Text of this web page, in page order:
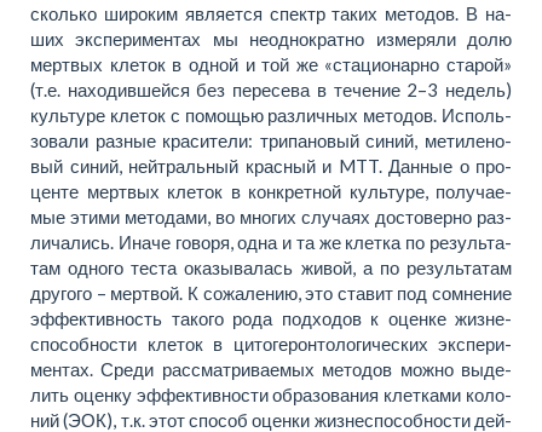
сколь­ко ши­ро­ким яв­ляет­ся спектр та­ких ме­то­дов. В на­
ших экс­пе­ри­мен­тах мы неод­но­крат­но из­ме­ря­ли до­лю
мерт­вых кле­ток в од­ной и той же «ста­ци­о­нар­но ста­рой»
(т.е. на­хо­див­шей­ся без пере­се­ва в тече­ние 2–3 не­дель)
культу­ре кле­ток с по­мо­щью раз­лич­ных ме­то­дов. Исполь­
зо­ва­ли разные кра­си­те­ли: три­па­но­вый си­ний, ме­ти­ле­но­
вый си­ний, ней­траль­ный крас­ный и MTT. Дан­ные о про­
цен­те мерт­вых кле­ток в кон­крет­ной культу­ре, по­лу­ча­е­
мые эти­ми ме­то­да­ми, во мно­гих слу­ча­ях до­сто­вер­но раз­
ли­ча­лись. Ина­че го­во­ря, од­на и та же клет­ка по ре­зульта­
там од­но­го те­ста ока­зы­ва­лась жи­вой, а по ре­зульта­там
дру­го­го – мерт­вой. К со­жа­ле­нию, это ста­вит под со­мне­ние
эф­фек­тив­ность та­ко­го ро­да под­хо­дов к оцен­ке жиз­не­
способ­но­сти кле­ток в ци­то­ге­ронто­ло­ги­че­ских экс­пе­ри­
мен­тах. Сре­ди рассмат­ри­ва­е­мых ме­то­дов мож­но вы­де­
лить оцен­ку эф­фек­тив­но­сти об­разо­ва­ния клет­ка­ми ко­ло­
ний (ЭОК), т.к. этот способ оцен­ки жиз­не­способ­но­сти дей­